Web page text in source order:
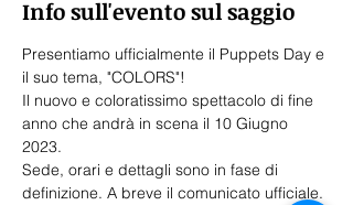
Info sull'evento sul saggio
Presentiamo ufficialmente il Puppets Day e
il suo tema, "COLORS"!
Il nuovo e coloratissimo spettacolo di fine
anno che andrà in scena il 10 Giugno
2023.
Sede, orari e dettagli sono in fase di
definizione. A breve il comunicato ufficiale.